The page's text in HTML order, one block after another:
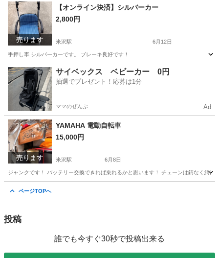
山形 米沢市 米沢駅 その他
売ります
【オンライン決済】シルバーカー
2,800円
米沢駅 6月12日
手押し車 シルバーカーです。 ブレーキ良好です！
山形 米沢市 米沢駅 その他 シルバーカー
サイベックス ベビーカー 0円
抽選でプレゼント！応募は1分
ママのぜんぶ Ad
売ります
YAMAHA 電動自転車
15,000円
米沢駅 6月8日
ジャンクです！ バッテリー交換できれば乗れるかと思います！ チェーンは錆なく綺麗
ページTOPへ
投稿
誰でも今すぐ30秒で投稿出来る